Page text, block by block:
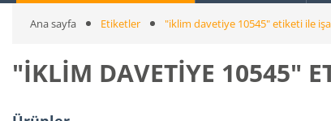
Ana sayfa Etiketler "iklim davetiye 10545" etiketi ile
"IKLIM DAVETIYE 10545"